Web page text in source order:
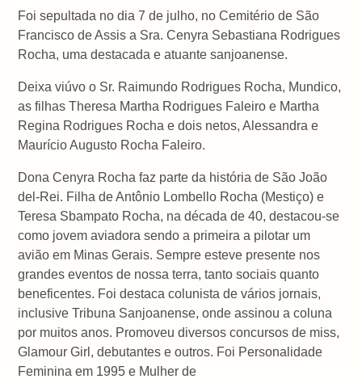
Foi sepultada no dia 7 de julho, no Cemitério de São
Francisco de Assis a Sra. Cenyra Sebastiana Rodrigues
Rocha, uma destacada e atuante sanjoanense.
Deixa viúvo o Sr. Raimundo Rodrigues Rocha, Mundico,
as filhas Theresa Martha Rodrigues Faleiro e Martha
Regina Rodrigues Rocha e dois netos, Alessandra e
Maurício Augusto Rocha Faleiro.
Dona Cenyra Rocha faz parte da história de São João
del-Rei. Filha de Antônio Lombello Rocha (Mestiço) e
Teresa Sbampato Rocha, na década de 40, destacou-se
como jovem aviadora sendo a primeira a pilotar um
avião em Minas Gerais. Sempre esteve presente nos
grandes eventos de nossa terra, tanto sociais quanto
beneficentes. Foi destaca colunista de vários jornais,
inclusive Tribuna Sanjoanense, onde assinou a coluna
por muitos anos. Promoveu diversos concursos de miss,
Glamour Girl, debutantes e outros. Foi Personalidade
Feminina em 1995 e Mulher de